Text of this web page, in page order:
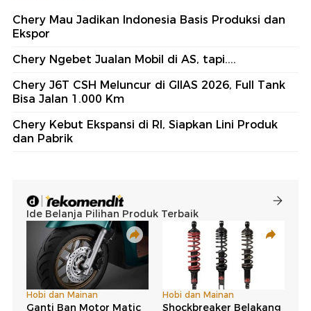
Chery Mau Jadikan Indonesia Basis Produksi dan
Ekspor
Chery Ngebet Jualan Mobil di AS, tapi....
Chery J6T CSH Meluncur di GIIAS 2026, Full Tank
Bisa Jalan 1.000 Km
Chery Kebut Ekspansi di RI, Siapkan Lini Produk
dan Pabrik